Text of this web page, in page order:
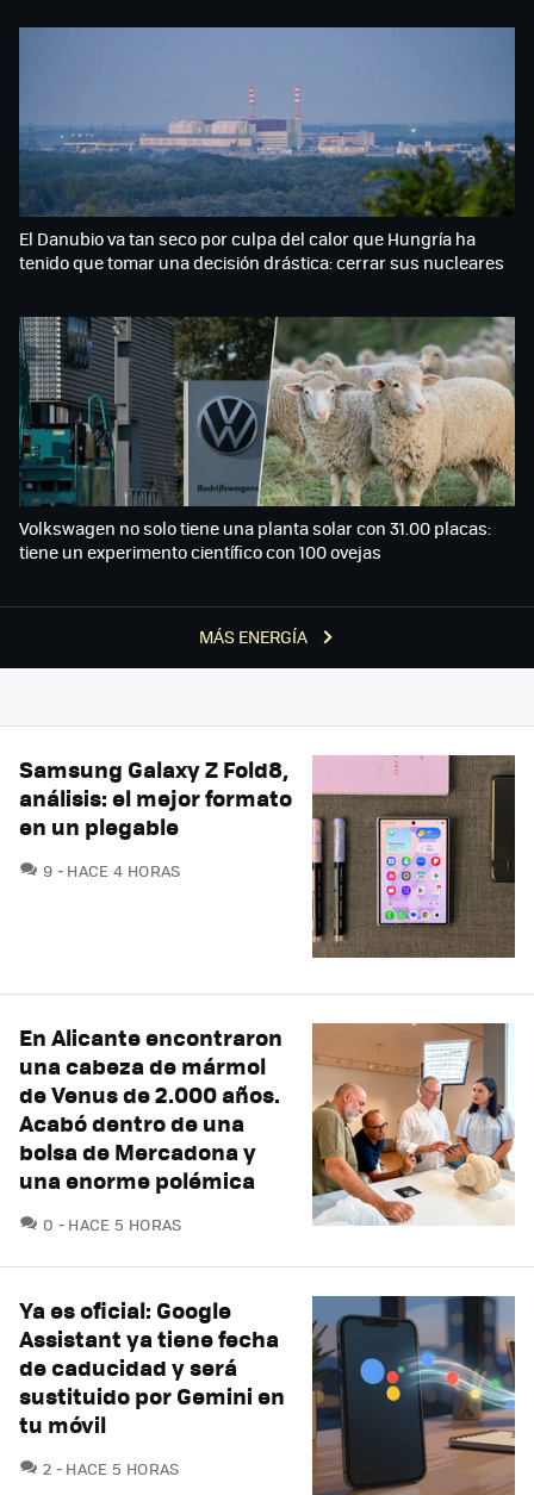
MÁS ENERGÍA
El Danubio va tan seco por culpa del calor que Hungría ha
tenido que tomar una decisión drástica: cerrar sus nucleares
Volkswagen no solo tiene una planta solar con 31.00 placas:
tiene un experimento científico con 100 ovejas
Samsung Galaxy Z Fold8,
análisis: el mejor formato
en un plegable
9 COMENTARIOS
HACE 4 HORAS
En Alicante encontraron
una cabeza de mármol
de Venus de 2.000 años.
Acabó dentro de una
bolsa de Mercadona y
una enorme polémica
0 COMENTARIOS
HACE 5 HORAS
Ya es oficial: Google
Assistant ya tiene fecha
de caducidad y será
sustituido por Gemini en
tu móvil
2 COMENTARIOS
HACE 5 HORAS